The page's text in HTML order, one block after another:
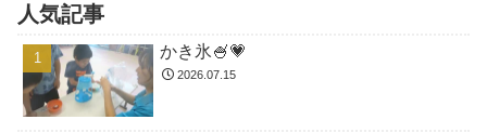
人気記事
かき氷🍧💗
2026.07.15